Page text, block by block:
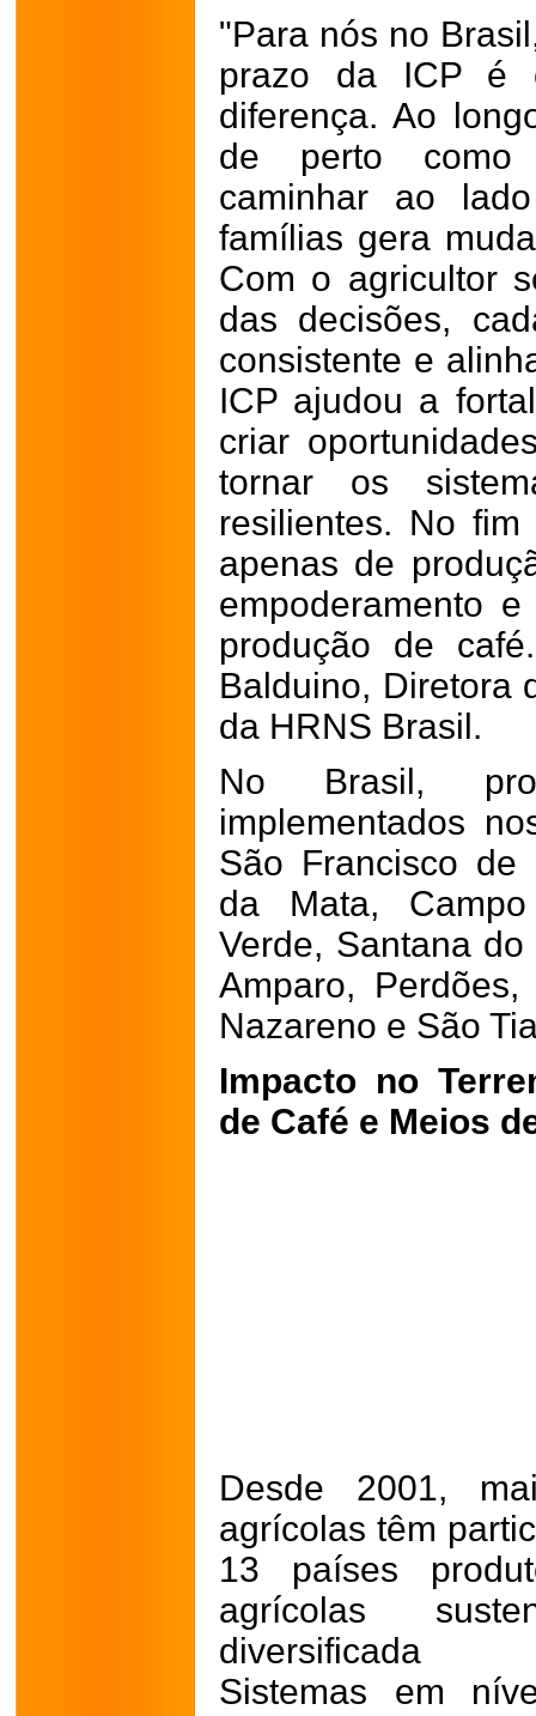
"Para nós no
prazo da ICP é
diferença. Ao
de perto como
caminhar ao
famílias gera
Com o agricultor
das decisões,
consistente e
ICP ajudou a
criar
tornar os
resilientes. No
apenas de
empoderamento
produção de
Balduino, Diretora
da HRNS Brasil.
No Brasil,
implementados
São Francisco de
da Mata,
Verde, Santana
Amparo,
Nazareno e São
Impacto no
de Café e Meios
Desde 2001,
agrícolas têm
13 países
agrícolas
diversificada
Sistemas em